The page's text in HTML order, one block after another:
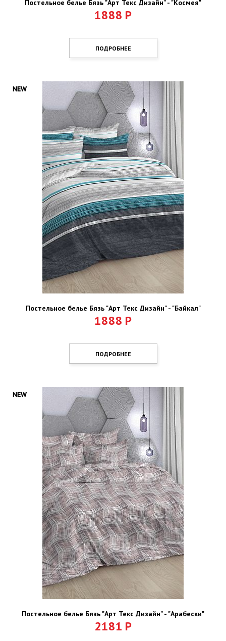
Постельное белье Бязь "Арт Текс Дизайн" - "Космея"
1888 Р
ПОДРОБНЕЕ
Постельное белье Бязь "Арт Текс Дизайн" - "Байкал"
1888 Р
ПОДРОБНЕЕ
Постельное белье Бязь "Арт Текс Дизайн" - "Арабески"
2181 Р